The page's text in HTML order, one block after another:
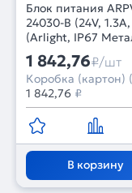
Блок питания
24030-B (24V,
(Arlight, IP67
года)
1 842,76₽/шт
Коробка (картон)
1 842,76 ₽
В корзину